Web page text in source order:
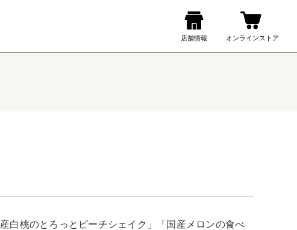
白桃のとろっとピーチシェイク」「国産メロンの食べ